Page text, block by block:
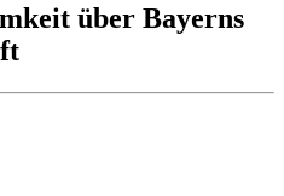
über Bayerns